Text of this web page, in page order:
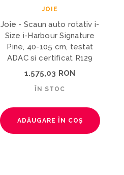
JOIE
Joie - Scaun auto rotativ i-
Size i-Harbour Signature
Pine, 40-105 cm, testat
ADAC si certificat R129
1.575,03 RON
ÎN STOC
ADĂUGARE ÎN COȘ